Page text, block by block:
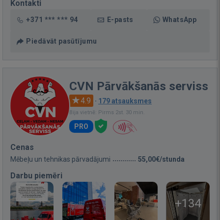
Kontakti
+371 *** *** 94 E-pasts WhatsApp
Piedāvāt pasūtījumu
CVN Pārvākšanās serviss
4.9 · 179 atsauksmes
Bija vietnē: Pirms 2st. 30 min.
PRO
Cenas
Mēbeļu un tehnikas pārvadājumi 55,00€/stunda
Darbu piemēri
+134